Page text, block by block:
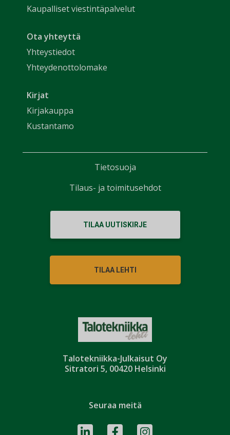
Talotekniikka-Julkaisut Oy
Sitratori 5, 00420 Helsinki
Kaupalliset viestintäpalvelut
Ota yhteyttä
Yhteystiedot
Yhteydenottolomake
Kirjat
Kirjakauppa
Kustantamo
TILAA UUTISKIRJE
TILAA LEHTI
Seuraa meitä
Tietosuoja
Tilaus- ja toimitusehdot